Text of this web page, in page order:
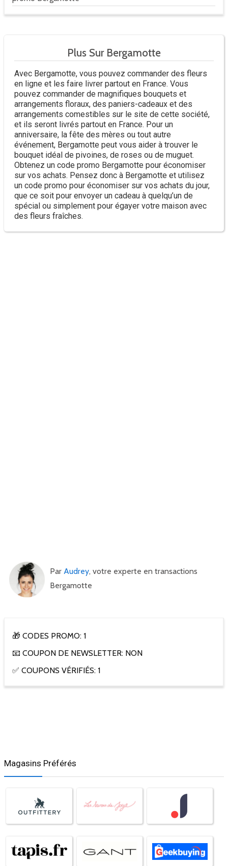
Plus Sur Bergamotte
Avec Bergamotte, vous pouvez commander des fleurs
en ligne et les faire livrer partout en France. Vous
pouvez commander de magnifiques bouquets et
arrangements floraux, des paniers-cadeaux et des
arrangements comestibles sur le site de cette société,
et ils seront livrés partout en France. Pour un
anniversaire, la fête des mères ou tout autre
événement, Bergamotte peut vous aider à trouver le
bouquet idéal de pivoines, de roses ou de muguet.
Obtenez un code promo Bergamotte pour économiser
sur vos achats. Pensez donc à Bergamotte et utilisez
un code promo pour économiser sur vos achats du jour,
que ce soit pour envoyer un cadeau à quelqu’un de
spécial ou simplement pour égayer votre maison avec
des fleurs fraîches.
Par Audrey, votre experte en transactions
Bergamotte
🎁 CODES PROMO: 1
📧 COUPON DE NEWSLETTER: NON
✅ COUPONS VÉRIFIÉS: 1
Magasins Préférés